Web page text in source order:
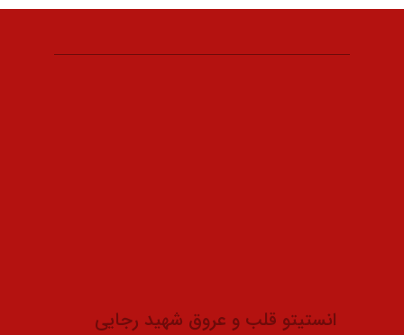
انستیتو قلب و عروق شهید رجایی